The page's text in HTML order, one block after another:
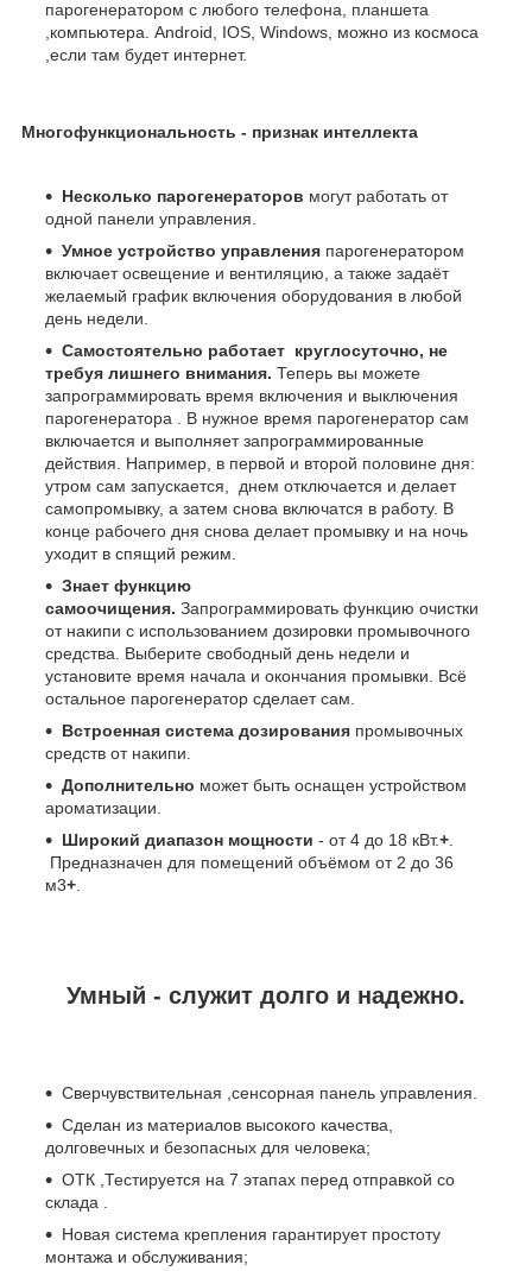
парогенератором с любого телефона, планшета
,компьютера. Android, IOS, Windows, можно из космоса
,если там будет интернет.
Многофункциональность - признак интеллекта
Несколько парогенераторов могут работать от
одной панели управления.
Умное устройство управления парогенератором
включает освещение и вентиляцию, а также задаёт
желаемый график включения оборудования в любой
день недели.
Самостоятельно работает круглосуточно, не
требуя лишнего внимания. Теперь вы можете
запрограммировать время включения и выключения
парогенератора . В нужное время парогенератор сам
включается и выполняет запрограммированные
действия. Например, в первой и второй половине дня:
утром сам запускается, днем отключается и делает
самопромывку, а затем снова включатся в работу. В
конце рабочего дня снова делает промывку и на ночь
уходит в спящий режим.
Знает функцию
самоочищения. Запрограммировать функцию очистки
от накипи с использованием дозировки промывочного
средства. Выберите свободный день недели и
установите время начала и окончания промывки. Всё
остальное парогенератор сделает сам.
Встроенная система дозирования промывочных
средств от накипи.
Дополнительно может быть оснащен устройством
ароматизации.
Широкий диапазон мощности - от 4 до 18 кВт.+
Предназначен для помещений объёмом от 2 до 36
м3+
Умный - служит долго и надежно.
Сверчувствительная ,сенсорная панель управления.
Сделан из материалов высокого качества,
долговечных и безопасных для человека;
ОТК ,Тестируется на 7 этапах перед отправкой со
склада .
Новая система крепления гарантирует простоту
монтажа и обслуживания;